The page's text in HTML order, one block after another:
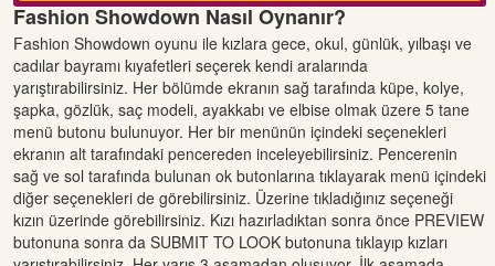
Fashion Showdown Nasıl Oynanır?
Fashion Showdown oyunu ile kızlara gece, okul, günlük, yılbaşı ve
cadılar bayramı kıyafetleri seçerek kendi aralarında
yarıştırabilirsiniz. Her bölümde ekranın sağ tarafında küpe, kolye,
şapka, gözlük, saç modeli, ayakkabı ve elbise olmak üzere 5 tane
menü butonu bulunuyor. Her bir menünün içindeki seçenekleri
ekranın alt tarafındaki pencereden inceleyebilirsiniz. Pencerenin
sağ ve sol tarafında bulunan ok butonlarına tıklayarak menü içindeki
diğer seçenekleri de görebilirsiniz. Üzerine tıkladığınız seçeneği
kızın üzerinde görebilirsiniz. Kızı hazırladıktan sonra önce PREVIEW
butonuna sonra da SUBMIT TO LOOK butonuna tıklayıp kızları